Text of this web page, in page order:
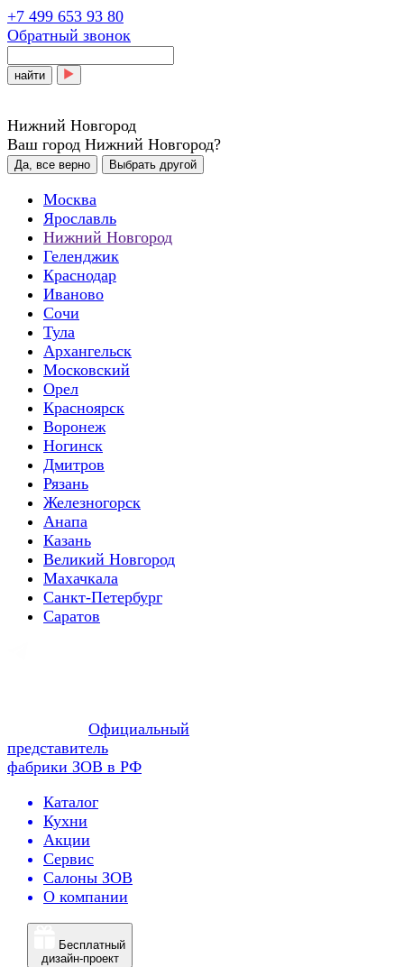
+7 499 653 93 80
Обратный звонок
найти
Нижний Новгород
Ваш город Нижний Новгород?
Да, все верно Выбрать другой
Москва
Ярославль
Нижний Новгород
Геленджик
Краснодар
Иваново
Сочи
Тула
Архангельск
Московский
Орел
Красноярск
Воронеж
Ногинск
Дмитров
Рязань
Железногорск
Анапа
Казань
Великий Новгород
Махачкала
Санкт-Петербург
Саратов
Официальный
представитель
фабрики ЗОВ в РФ
Каталог
Кухни
Акции
Сервис
Салоны ЗОВ
О компании
Бесплатный
дизайн-проект